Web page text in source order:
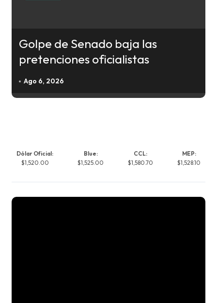
Golpe de Senado baja las
pretenciones oficialistas
Ago 6, 2026
Dólar Oficial:
$1,520.00
Blue:
$1,525.00
CCL:
$1,580.70
MEP:
$1,528.10